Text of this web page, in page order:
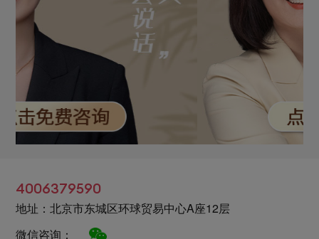
4006379590
地址：北京市东城区环球贸易中心A座12层
微信咨询：